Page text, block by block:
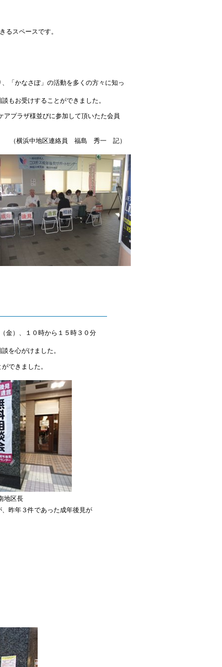
スペースです。
「かなさぽ」の活動を多くの方々に知っ
もお受けすることができました。
プラザ様並びに参加して頂いたた会員
（横浜中地区連絡員 福島 秀一 記）
金）、１０時から１５時３０分
を心がけました。
できました。
地区長
昨年３件であった成年後見が